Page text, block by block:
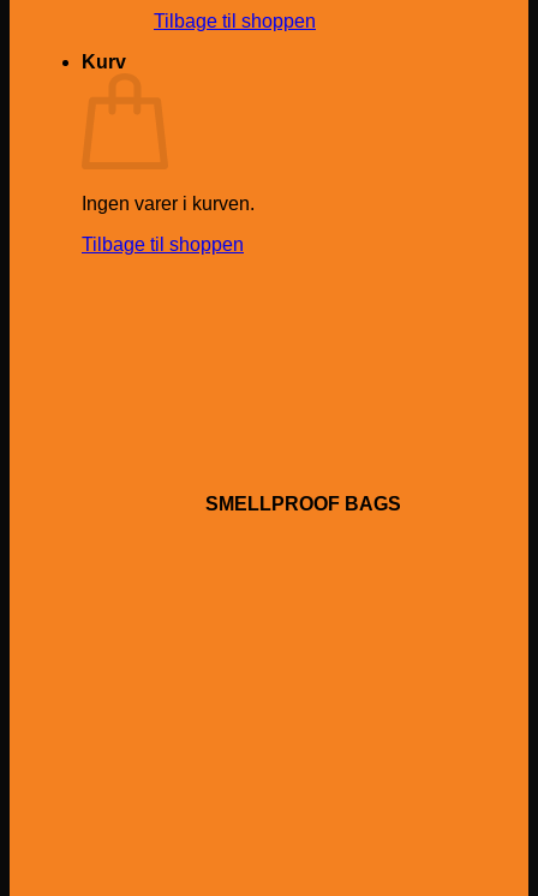
Tilbage til shoppen
Kurv
Ingen varer i kurven.
Tilbage til shoppen
SMELLPROOF BAGS